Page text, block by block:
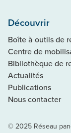
Découvrir
Boîte à outils de
Centre de
Bibliothèque de
Actualités
Publications
Nous contacter
© 2025 Réseau